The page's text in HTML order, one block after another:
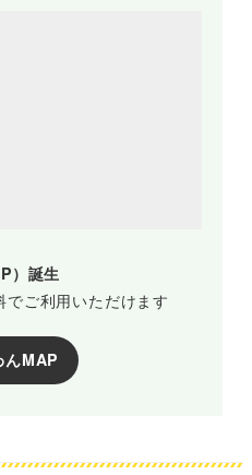
）誕生
ご利用いただけます
んMAP